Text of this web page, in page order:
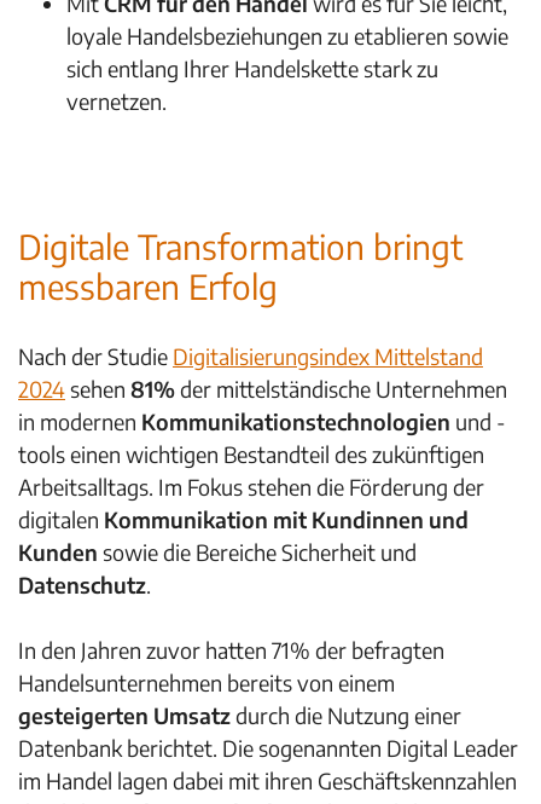
loyale Handelsbeziehungen zu etablieren sowie
sich entlang Ihrer Handelskette stark zu
vernetzen.
Digitale Transformation bringt
messbaren Erfolg
Nach der Studie Digitalisierungsindex Mittelstand
2024sehen 81%der mittelständische Unternehmen
in modernen Kommunikationstechnologien und -
tools einen wichtigen Bestandteil des zukünftigen
Arbeitsalltags. Im Fokus stehen die Förderung der
digitalen Kommunikation mit Kundinnen und
Kunden sowie die Bereiche Sicherheit und
Datenschutz.
In den Jahren zuvor hatten 71% der befragten
Handelsunternehmen bereits von einem
gesteigerten Umsatzdurch die Nutzung einer
Datenbank berichtet. Die sogenannten Digital Leader
im Handel lagen dabei mit ihren Geschäftskennzahlen